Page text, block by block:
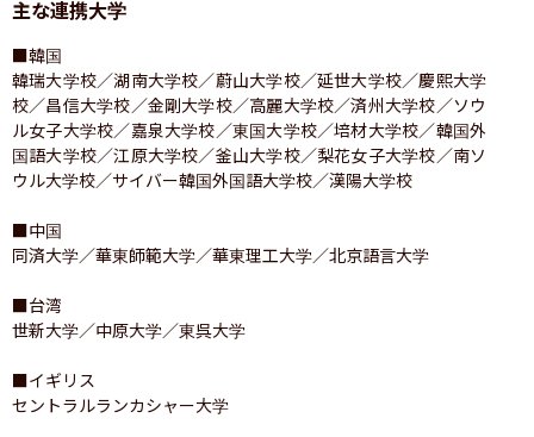
主な連携大学
■韓国
韓瑞大学校／湖南大学校／蔚山大学校／延世大学校／慶熙大学
校／昌信大学校／金剛大学校／高麗大学校／済州大学校／ソウ
ル女子大学校／嘉泉大学校／東国大学校／培材大学校／韓国外
国語大学校／江原大学校／釜山大学校／梨花女子大学校／南ソ
ウル大学校／サイバー韓国外国語大学校／漢陽大学校
■中国
同済大学／華東師範大学／華東理工大学／北京語言大学
■台湾
世新大学／中原大学／東呉大学
■イギリス
セントラルランカシャー大学